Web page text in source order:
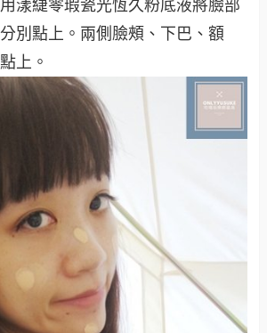
漾緁零瑕瓷光恆久粉底液將臉部
別點上。兩側臉頰、下巴、額
上。